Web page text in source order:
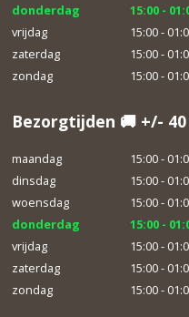
donderdag
15:00 -
vrijdag
15:00 -
zaterdag
15:00 -
zondag
15:00 -
Bezorgtijden 🚚 +/-
maandag
15:00 -
dinsdag
15:00 -
woensdag
15:00 -
donderdag
15:00 -
vrijdag
15:00 -
zaterdag
15:00 -
zondag
15:00 -